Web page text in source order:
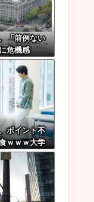
「前例ない
に危機感
情報漏えい
ポイント不
ｗｗｗ大学
へ